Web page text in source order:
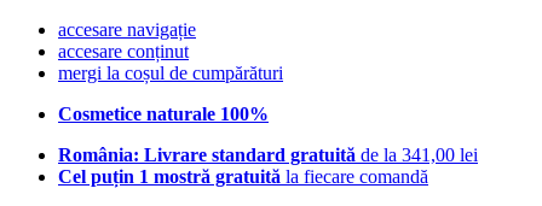
accesare navigație
accesare conținut
mergi la coșul de cumpărături
Cosmetice naturale 100%
România: Livrare standard gratuită de la 341,00 lei
Cel puțin 1 mostră gratuită la fiecare comandă